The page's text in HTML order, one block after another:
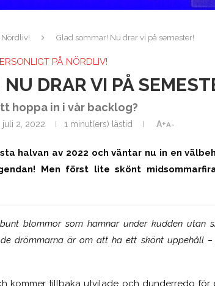
Glad sommar! Nu drar vi på semester!
PÅ NÖRDLIV!
DRAR VI PÅ
hoppa in i vår backlog?
juli 2, 2022 1 minut(ers) lästid A+A-
halvan av 2022 och väntar nu in en
Men först lite skönt
blommor som hamnar under kudden utan
drömmarna är om att ha ett skönt uppehåll
kommer tillbaka utvilade och dunderredo för